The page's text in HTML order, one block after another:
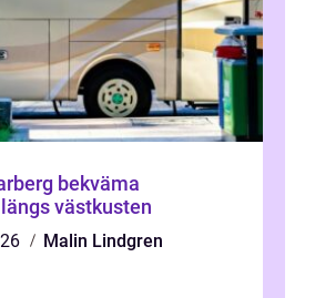
västkusten
Malin Lindgren